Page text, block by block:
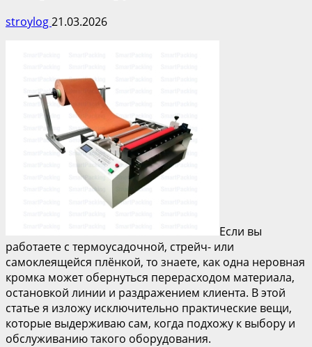
stroylog21.03.2026
Если вы
работаете с термоусадочной, стрейч- или
самоклеящейся плёнкой, то знаете, как одна неровная
кромка может обернуться перерасходом материала,
остановкой линии и раздражением клиента. В этой
статье я изложу исключительно практические вещи,
которые выдерживаю сам, когда подхожу к выбору и
обслуживанию такого оборудования.